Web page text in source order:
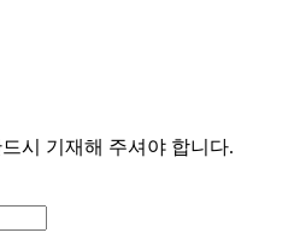
시 기재해 주셔야 합니다.